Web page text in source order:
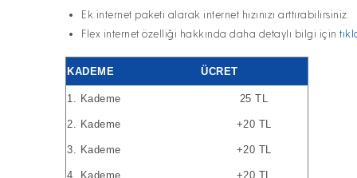
Ek internet paketi alarak internet hızınızı arttırabilirsiniz.
Flex internet özelliği hakkında daha detaylı bilgi için
KADEME ÜCRET
1. Kademe 25 TL
2. Kademe +20 TL
3. Kademe +20 TL
4. Kademe +20 TL